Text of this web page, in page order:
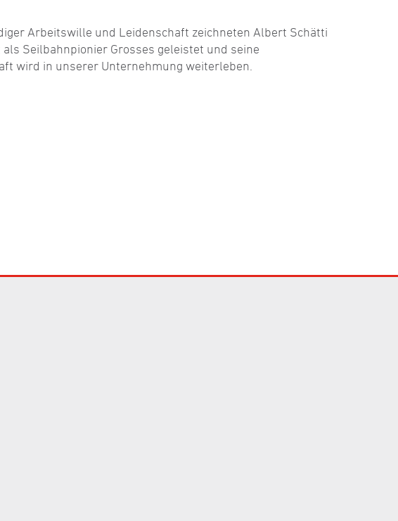
Arbeitswille und Leidenschaft zeichneten Albert Schätti
als Seilbahnpionier Grosses geleistet und seine
wird in unserer Unternehmung weiterleben.